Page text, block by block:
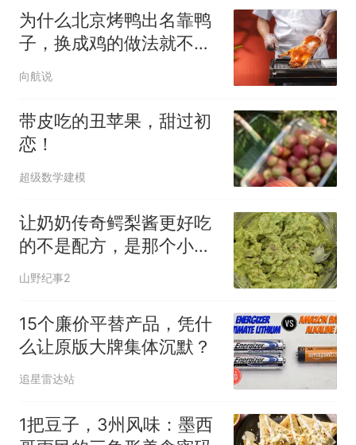
为什么北京烤鸭出名靠鸭
子，换成鸡的做法就不行
了吗？
向航说
带皮吃的丑苹果，甜过初
恋！
超级数学建模
让奶奶传奇鳄梨酱更好吃
的不是配方，是那个小锡
罐
山野纪事2
15个廉价平替产品，凭什
么让原版大牌集体沉默？
追星雷达站
1把豆子，3州风味：墨西